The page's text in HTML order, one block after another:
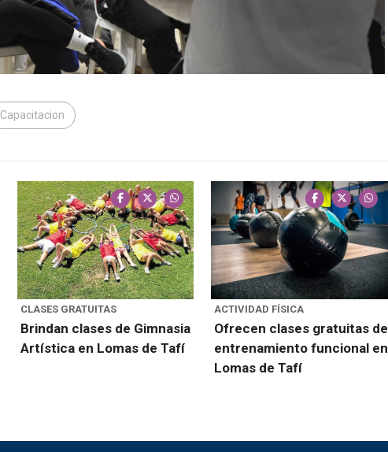
Capacitacion
CLASES GRATUITAS
Brindan clases de Gimnasia
Artística en Lomas de Tafí
ACTIVIDAD FÍSICA
Ofrecen clases gratuitas de
entrenamiento funcional en
Lomas de Tafí